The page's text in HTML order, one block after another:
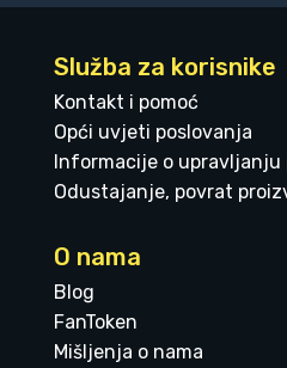
Služba za korisnike
Kontakt i pomoć
Opći uvjeti poslovanja
Informacije o upravljanju
Odustajanje, povrat
O nama
Blog
FanToken
Mišljenja o nama